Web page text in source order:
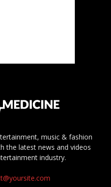
music & fashion
the latest news and videos
industry.